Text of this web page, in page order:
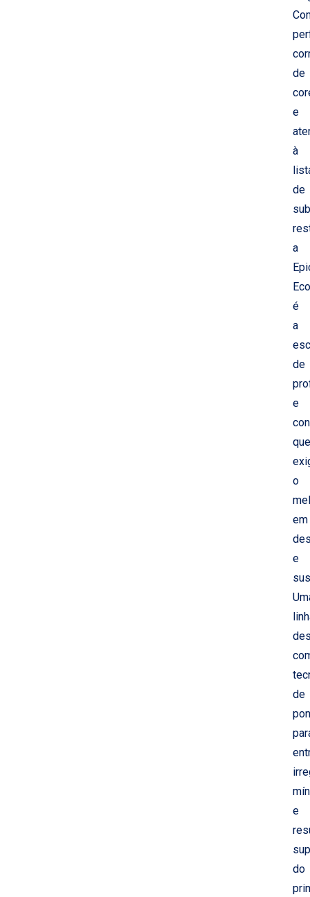
de
e
à
de
a
é
a
de
e
que
o
em
e
de
e
do